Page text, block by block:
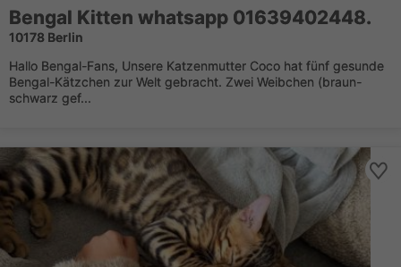
Bengal Kitten whatsapp 01639402448.
10178 Berlin
Hallo Bengal-Fans, Unsere Katzenmutter Coco hat fünf gesunde
Bengal-Kätzchen zur Welt gebracht. Zwei Weibchen (braun-
schwarz gef...